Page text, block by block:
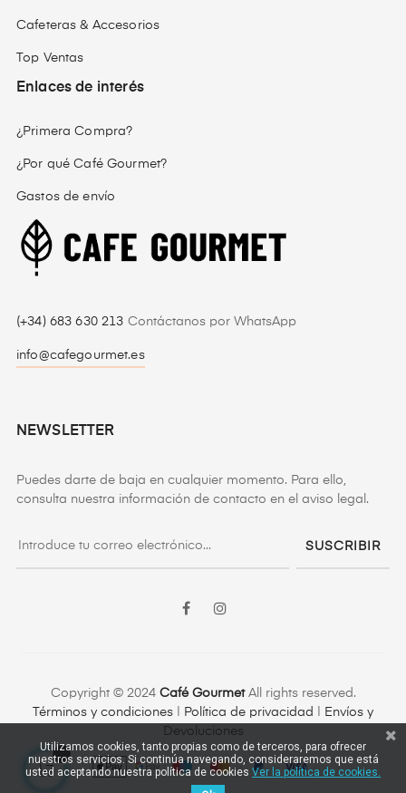
Cafeteras & Accesorios
Top Ventas
Enlaces de interés
¿Primera Compra?
¿Por qué Café Gourmet?
Gastos de envío
(+34) 683 630 213 Contáctanos por WhatsApp
info@cafegourmet.es
NEWSLETTER
Puedes darte de baja en cualquier momento. Para ello,
consulta nuestra información de contacto en el aviso legal.
SUSCRIBIR
Facebook
Copyright © 2024 Café GourmetAll rights reserved.
Términos y condiciones
Política de privacidad
Envíos y
Devoluciones
Utilizamos cookies, tanto propias como de terceros, para ofrecer
nuestros servicios. Si continúa navegando, consideraremos que está
usted aceptando nuestra política de cookies Ver la política de cookies.